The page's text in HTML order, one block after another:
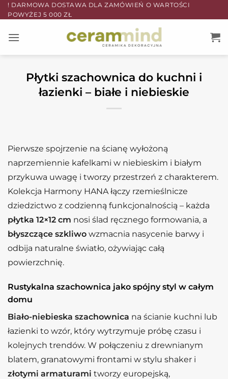
Przewiń
do
! DARMOWA DOSTAWA DLA ZAMÓWIEŃ O WARTOŚCI
POWYŻEJ 5 000 ZŁ
Płytki szachownica do kuchni i
łazienki – białe i niebieskie
Pierwsze spojrzenie na ścianę wyłożoną
naprzemiennie kafelkami w niebieskim i białym
przykuwa uwagę i tworzy przestrzeń z charakterem.
Kolekcja Harmony HANA łączy rzemieślnicze
dziedzictwo z codzienną funkcjonalnością – każda
płytka 12×12 cm nosi ślad ręcznego formowania, a
błyszczące szkliwo wzmacnia nasycenie barwy i
odbija naturalne światło, ożywiając całą
powierzchnię.
Rustykalna szachownica jako spójny styl w całym
domu
Biało-niebieska szachownica na ścianie kuchni lub
łazienki to wzór, który wytrzymuje próbę czasu i
kolejnych trendów. W połączeniu z drewnianym
blatem, granatowymi frontami w stylu shaker i
złotymi armaturami tworzy europejską,